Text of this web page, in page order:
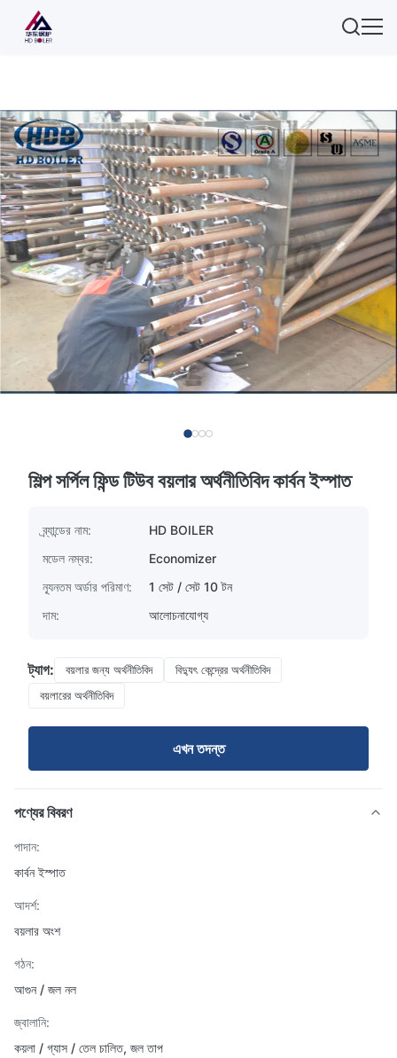
শিল্প সর্পিল ফিন্ড টিউব বয়লার অর্থনীতিবিদ কার্বন ইস্পাত
ব্র্যান্ডের নাম:
HD BOILER
মডেল নম্বর:
Economizer
ন্যূনতম অর্ডার পরিমাণ:
1 সেট / সেট 10 টন
দাম:
আলোচনাযোগ্য
ট্যাগ: বয়লার জন্য অর্থনীতিবিদ
বিদ্যুৎ কেন্দ্রের অর্থনীতিবিদ
বয়লারের অর্থনীতিবিদ
এখন তদন্ত
পণ্যের বিবরণ
পাদান:
কার্বন ইস্পাত
আদর্শ:
বয়লার অংশ
গঠন:
আগুন / জল নল
জ্বালানি:
কয়লা / গ্যাস / তেল চালিত, জল তাপ